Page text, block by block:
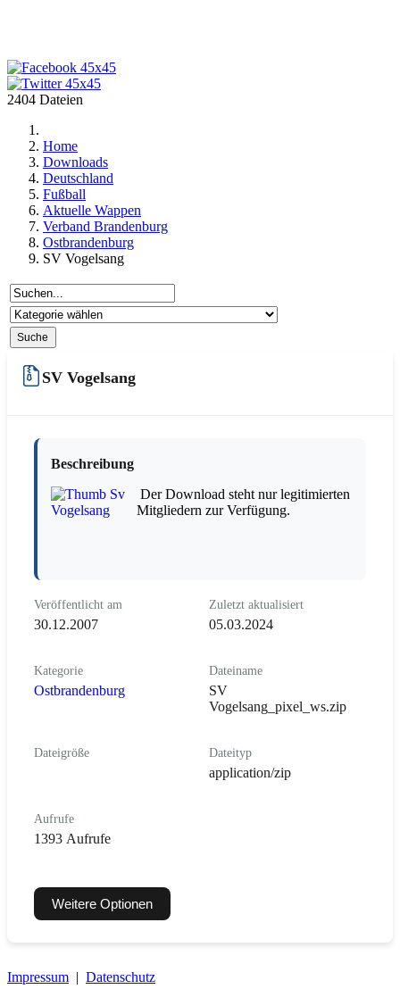
2404 Dateien
Home
Downloads
Deutschland
Fußball
Aktuelle Wappen
Verband Brandenburg
Ostbrandenburg
SV Vogelsang
SV Vogelsang
Beschreibung
Der Download steht nur legitimierten
Mitgliedern zur Verfügung.
Veröffentlicht am
30.12.2007
Zuletzt aktualisiert
05.03.2024
Kategorie
Ostbrandenburg
Dateiname
SV
Vogelsang_pixel_ws.zip
Dateigröße Dateityp
application/zip
Aufrufe
1393 Aufrufe
Weitere Optionen
Impressum | Datenschutz